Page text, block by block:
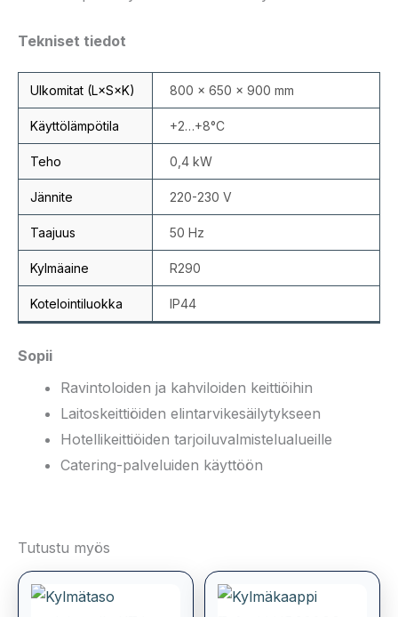
Tekniset tiedot
Ulkomitat (L×S×K) 800 × 650 × 900 mm
Käyttölämpötila +2…+8°C
Teho 0,4 kW
Jännite 220-230 V
Taajuus 50 Hz
Kylmäaine R290
Kotelointiluokka IP44
Sopii
Ravintoloiden ja kahviloiden keittiöihin
Laitoskeittiöiden elintarvikesäilytykseen
Hotellikeittiöiden tarjoiluvalmistelualueille
Catering-palveluiden käyttöön
Tutustu myös